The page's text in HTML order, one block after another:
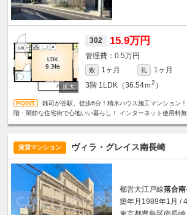
302 15.9万円
0.5万円
敷 1ヶ月 礼
1ヶ月
3階 1LDK（36.54ｍ2 ）
雑司が谷駅、徒歩6分！積水ハウス施工マンション
階・閑静な住宅街で心地いい暮らし！ インターネット使用料
賃貸マンション ヴィラ・グレイス南長崎
都営大江戸線落合
築年月1989年1月 /